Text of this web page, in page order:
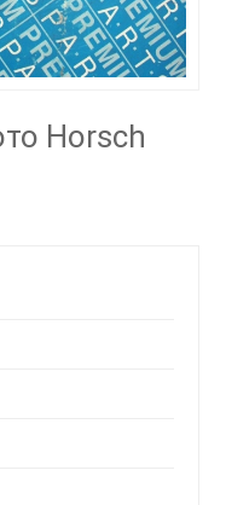
Horsch